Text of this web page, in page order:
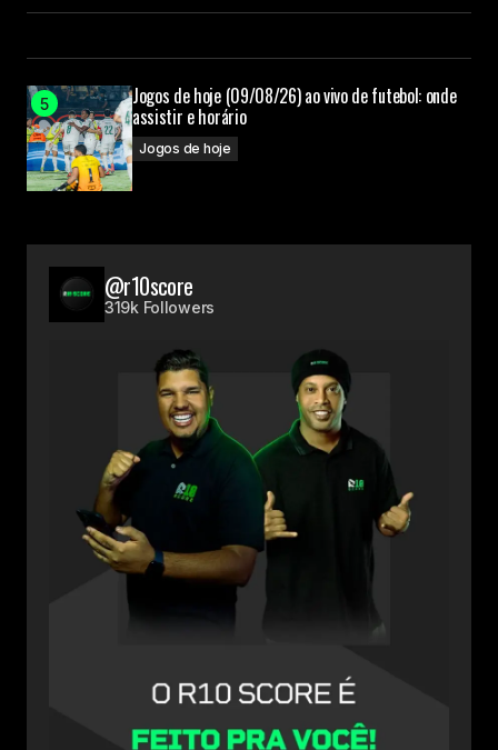
Jogos de hoje (09/08/26) ao vivo de futebol: onde
assistir e horário
Jogos de hoje
@r10score
319k Followers